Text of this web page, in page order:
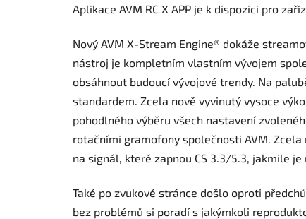
Aplikace AVM RC X APP je k dispozici pro
Nový AVM X-Stream Engine® dokáže
nástroj je kompletním vlastním vývojem
obsáhnout budoucí vývojové trendy. Na
standardem. Zcela nově vyvinutý vysoce
pohodlného výběru všech nastavení
rotačními gramofony společnosti AVM.
na signál, které zapnou CS 3.3/5.3, jakmile
Také po zvukové stránce došlo oproti
bez problémů si poradí s jakýmkoli